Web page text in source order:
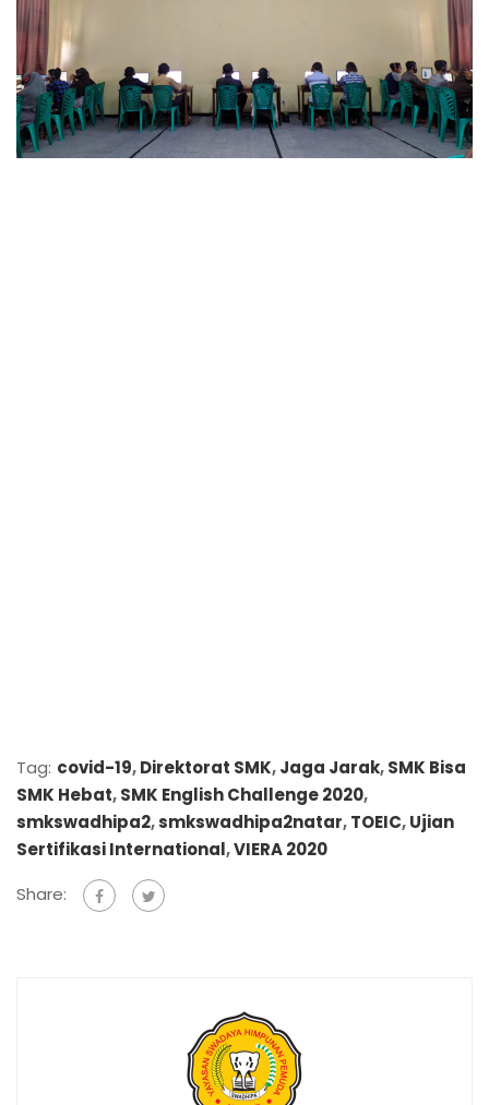
Tag: covid-19,Direktorat SMK,Jaga Jarak,SMK Bisa
SMK Hebat,SMK English Challenge 2020,
smkswadhipa2,smkswadhipa2natar,TOEIC,Ujian
Sertifikasi International,VIERA 2020
Share: